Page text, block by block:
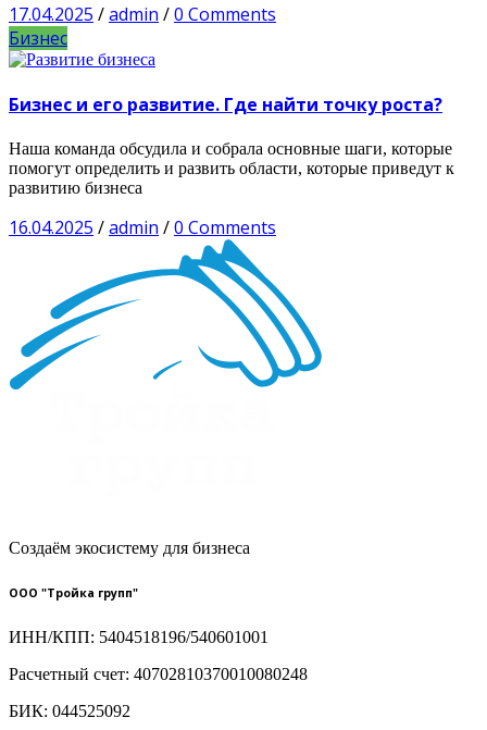
17.04.2025 /admin /0 Comments
Бизнес
Бизнес и его развитие. Где найти точку роста?
Наша команда обсудила и собрала основные шаги, которые
помогут определить и развить области, которые приведут к
развитию бизнеса
16.04.2025 /admin /0 Comments
Создаём экосистему для бизнеса
ООО "Тройка групп"
ИНН/КПП: 5404518196/540601001
Расчетный счет: 40702810370010080248
БИК: 044525092